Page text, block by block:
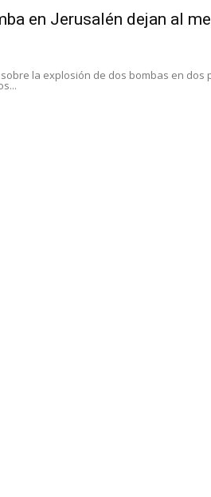
en Jerusalén dejan al
la explosión de dos bombas en